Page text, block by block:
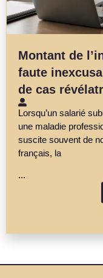
Montant de
faute
de cas
Lorsqu’un salarié
une maladie
suscite souvent de
français, la
...